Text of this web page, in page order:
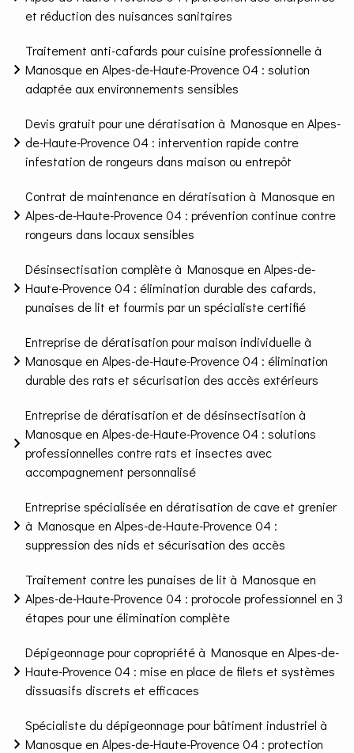
et réduction des nuisances sanitaires
Traitement anti-cafards pour cuisine professionnelle à
Manosque en Alpes-de-Haute-Provence 04 : solution
adaptée aux environnements sensibles
Devis gratuit pour une dératisation à Manosque en Alpes-
de-Haute-Provence 04 : intervention rapide contre
infestation de rongeurs dans maison ou entrepôt
Contrat de maintenance en dératisation à Manosque en
Alpes-de-Haute-Provence 04 : prévention continue contre
rongeurs dans locaux sensibles
Désinsectisation complète à Manosque en Alpes-de-
Haute-Provence 04 : élimination durable des cafards,
punaises de lit et fourmis par un spécialiste certifié
Entreprise de dératisation pour maison individuelle à
Manosque en Alpes-de-Haute-Provence 04 : élimination
durable des rats et sécurisation des accès extérieurs
Entreprise de dératisation et de désinsectisation à
Manosque en Alpes-de-Haute-Provence 04 : solutions
professionnelles contre rats et insectes avec
accompagnement personnalisé
Entreprise spécialisée en dératisation de cave et grenier
à Manosque en Alpes-de-Haute-Provence 04 :
suppression des nids et sécurisation des accès
Traitement contre les punaises de lit à Manosque en
Alpes-de-Haute-Provence 04 : protocole professionnel en 3
étapes pour une élimination complète
Dépigeonnage pour copropriété à Manosque en Alpes-de-
Haute-Provence 04 : mise en place de filets et systèmes
dissuasifs discrets et efficaces
Spécialiste du dépigeonnage pour bâtiment industriel à
Manosque en Alpes-de-Haute-Provence 04 : protection